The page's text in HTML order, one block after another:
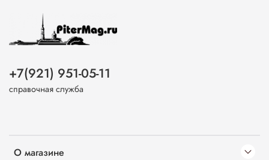
О магазине
+7(921) 951-05-11
справочная служба